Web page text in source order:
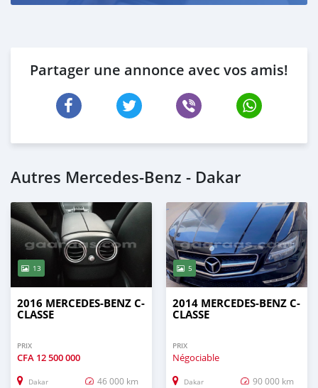
Partager une annonce avec vos amis!
Autres Mercedes-Benz - Dakar
13
2016 MERCEDES-BENZ C-
CLASSE
PRIX
CFA 12 500 000
Dakar 46 000 km
5
2014 MERCEDES-BENZ C-
CLASSE
PRIX
Négociable
Dakar 90 000 km